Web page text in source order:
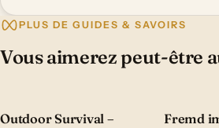
PLUS DE GUIDES & SAVOIRS
Vous aimerez peut-être
Outdoor Survival –
Fremd